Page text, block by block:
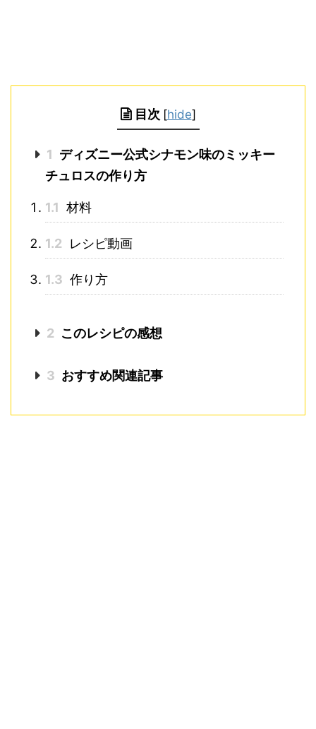
目次 [hide]
1 ディズニー公式シナモン味のミッキー
チュロスの作り方
1.1 材料
1.2 レシピ動画
1.3 作り方
2 このレシピの感想
3 おすすめ関連記事